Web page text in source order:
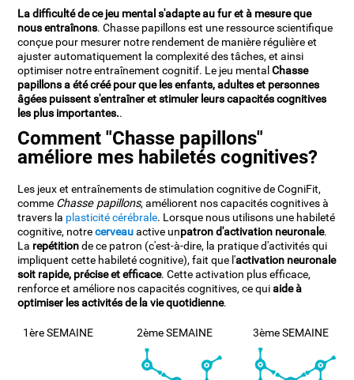
La difficulté de ce jeu mental s'adapte au fur et à mesure que
nous entraînons. Chasse papillons est une ressource scientifique
conçue pour mesurer notre rendement de manière régulière et
ajuster automatiquement la complexité des tâches, et ainsi
optimiser notre entraînement cognitif. Le jeu mentalChasse
papillons a été créé pour que les enfants, adultes et personnes
âgées puissent s'entraîner et stimuler leurs capacités cognitives
les plus importantes..
Comment "Chasse papillons"
améliore mes habiletés cognitives?
Les jeux et entraînements de stimulation cognitive de CogniFit,
comme Chasse papillons, améliorent nos capacités cognitives à
travers la plasticité cérébrale. Lorsque nous utilisons une habileté
cognitive, notrecerveauactive unpatron d'activation neuronale.
La repétitionde ce patron (c'est-à-dire, la pratique d'activités qui
impliquent cette habileté cognitive), fait que l'activation neuronale
soit rapide, précise et efficace. Cette activation plus efficace,
renforce et améliore nos capacités cognitives, ce quiaide à
optimiser les activités de la vie quotidienne.
1ère SEMAINE 2ème SEMAINE 3ème SEMAINE